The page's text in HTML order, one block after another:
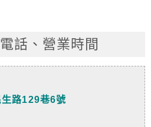
話、營業時間
路129巷6號